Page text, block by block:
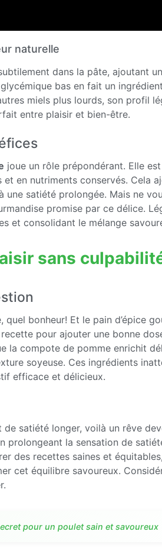
naturelle
dans la pâte, ajoutant
bas en fait un
miels plus lourds, son profil
entre plaisir et bien-être.
joue un rôle prépondérant. Elle
en nutriments conservés. Cela
une satiété prolongée. Mais ne
promise par ce délice.
et consolidant le mélange
sans
bonheur! Et le pain d’épice
recette pour ajouter une bonne
la compote de pomme enrichit
soyeuse. Ces ingrédients
efficace et délicieux.
satiété longer, voilà un rêve
prolongeant la sensation de
des recettes saines et
cet équilibre savoureux.
pour un poulet sain et savoureux